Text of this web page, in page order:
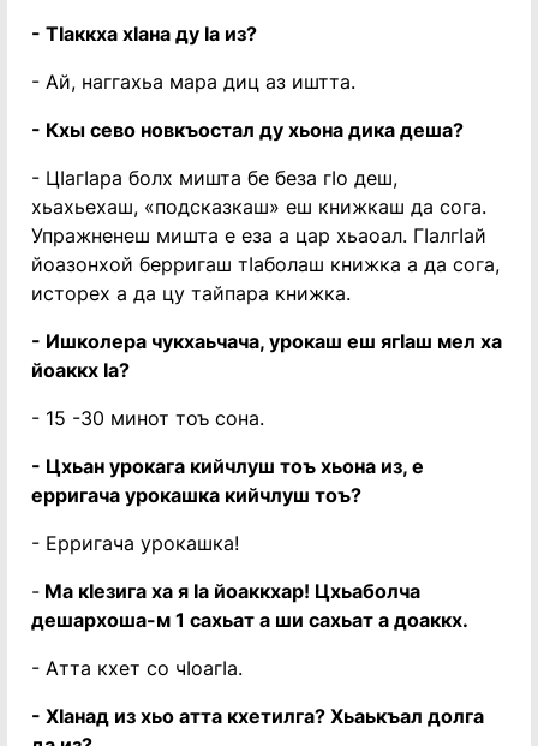
- Тӏаккха хӏана ду ӏа из?
- Ай, наггахьа мара диц аз иштта.
- Кхы сево новкъостал ду хьона дика деша?
- Цӏагӏара болх мишта бе беза гӏо деш,
хьахьехаш, «подсказкаш» еш книжкаш да сога.
Упражненеш мишта е еза а цар хьаоал. Гӏалгӏай
йоазонхой берригаш тӏаболаш книжка а да сога,
исторех а да цу тайпара книжка.
- Ишколера чукхаьчача, урокаш еш ягӏаш мел ха
йоаккх ӏа?
- 15 -30 минот тоъ сона.
- Цхьан урокага кийчлуш тоъ хьона из, е
ерригача урокашка кийчлуш тоъ?
- Ерригача урокашка!
- Ма кӏезига ха я ӏа йоаккхар! Цхьаболча
дешархоша-м 1 сахьат а ши сахьат а доаккх.
- Атта кхет со чӏоагӏа.
- Хӏанад из хьо атта кхетилга? Хьаькъал долга